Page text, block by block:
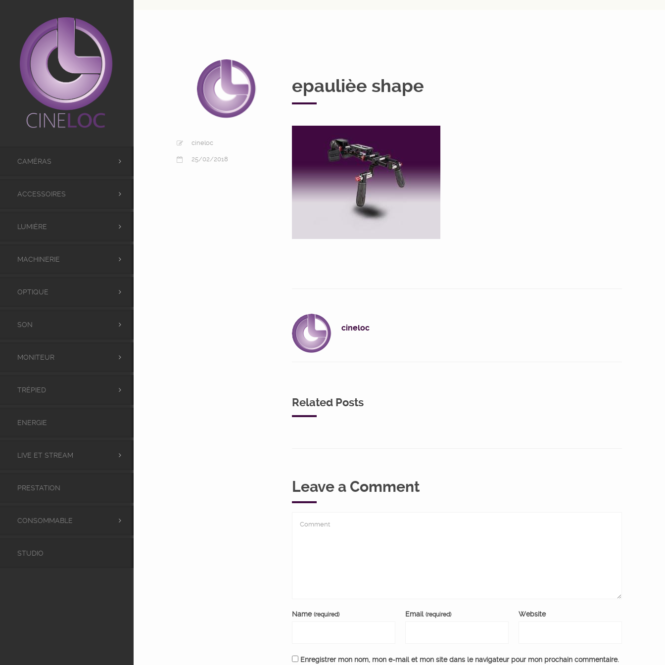
CAMÉRAS
ACCESSOIRES
LUMIÈRE
MACHINERIE
OPTIQUE
SON
MONITEUR
TRÉPIED
ENERGIE
LIVE ET STREAM
PRESTATION
CONSOMMABLE
STUDIO
cineloc
25/02/2018
epaulièe shape
cineloc
Related Posts
Leave a Comment
Name (required) Email (required) Website
Enregistrer mon nom, mon e-mail et mon site dans le navigateur pour mon prochain commentaire.